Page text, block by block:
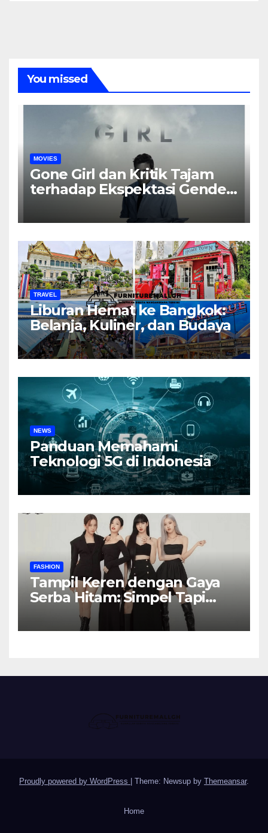
You missed
MOVIES
Gone Girl dan Kritik Tajam
terhadap Ekspektasi Gender
dalam Rumah Tangga
TRAVEL
Liburan Hemat ke Bangkok:
Belanja, Kuliner, dan Budaya
NEWS
Panduan Memahami
Teknologi 5G di Indonesia
FASHION
Tampil Keren dengan Gaya
Serba Hitam: Simpel Tapi
Proudly powered by WordPress | Theme: Newsup by Themeansar.
Home